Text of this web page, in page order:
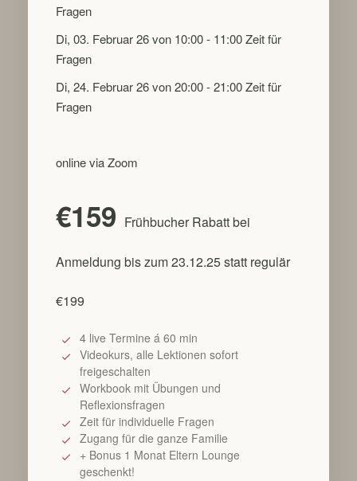
Fragen
Di, 03. Februar 26 von 10:00 - 11:00 Zeit für
Fragen
Di, 24. Februar 26 von 20:00 - 21:00 Zeit für
Fragen
online via Zoom
€159 Frühbucher Rabatt bei
Anmeldung bis zum 23.12.25 statt regulär
€199
4 live Termine á 60 min
Videokurs, alle Lektionen sofort
freigeschalten
Workbook mit Übungen und
Reflexionsfragen
Zeit für individuelle Fragen
Zugang für die ganze Familie
+ Bonus 1 Monat Eltern Lounge
geschenkt!